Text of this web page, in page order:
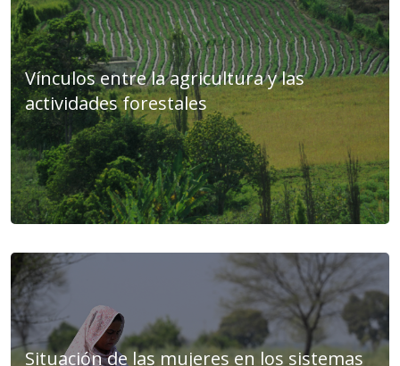
Vínculos entre la agricultura y las
actividades forestales
Situación de las mujeres en los sistemas